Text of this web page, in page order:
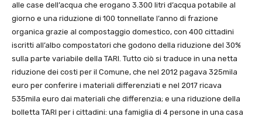
alle case dell’acqua che erogano 3.300 litri d’acqua potabile al
giorno e una riduzione di 100 tonnellate l’anno di frazione
organica grazie al compostaggio domestico, con 400 cittadini
iscritti all’albo compostatori che godono della riduzione del 30%
sulla parte variabile della TARI. Tutto ciò si traduce in una netta
riduzione dei costi per il Comune, che nel 2012 pagava 325mila
euro per conferire i materiali differenziati e nel 2017 ricava
535mila euro dai materiali che differenzia; e una riduzione della
bolletta TARI per i cittadini: una famiglia di 4 persone in una casa